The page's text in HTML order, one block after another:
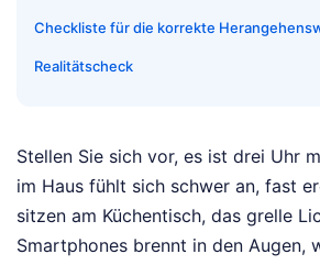
Checkliste für die korrekte
Realitätscheck
Stellen Sie sich vor, es ist drei Uhr
im Haus fühlt sich schwer an, fast
sitzen am Küchentisch, das grelle
Smartphones brennt in den Augen,